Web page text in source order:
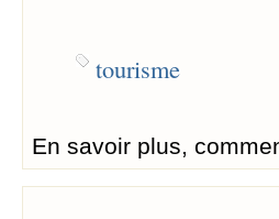
tourisme
En savoir plus,